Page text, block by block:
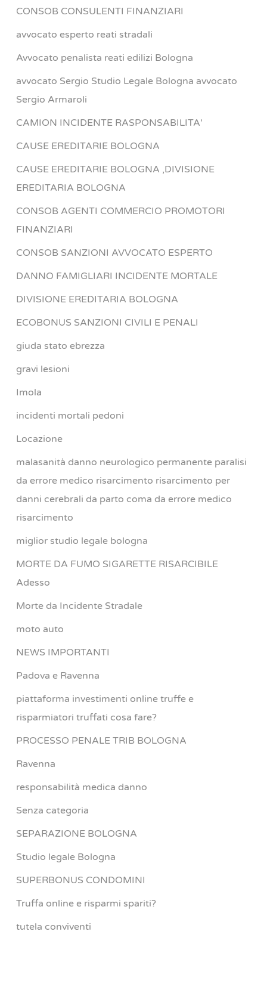
CONSOB CONSULENTI FINANZIARI
avvocato esperto reati stradali
Avvocato penalista reati edilizi Bologna
avvocato Sergio Studio Legale Bologna avvocato
Sergio Armaroli
CAMION INCIDENTE RASPONSABILITA'
CAUSE EREDITARIE BOLOGNA
CAUSE EREDITARIE BOLOGNA ,DIVISIONE
EREDITARIA BOLOGNA
CONSOB AGENTI COMMERCIO PROMOTORI
FINANZIARI
CONSOB SANZIONI AVVOCATO ESPERTO
DANNO FAMIGLIARI INCIDENTE MORTALE
DIVISIONE EREDITARIA BOLOGNA
ECOBONUS SANZIONI CIVILI E PENALI
giuda stato ebrezza
gravi lesioni
Imola
incidenti mortali pedoni
Locazione
malasanità danno neurologico permanente paralisi
da errore medico risarcimento risarcimento per
danni cerebrali da parto coma da errore medico
risarcimento
miglior studio legale bologna
MORTE DA FUMO SIGARETTE RISARCIBILE
Adesso
Morte da Incidente Stradale
moto auto
NEWS IMPORTANTI
Padova e Ravenna
piattaforma investimenti online truffe e
risparmiatori truffati cosa fare?
PROCESSO PENALE TRIB BOLOGNA
Ravenna
responsabilità medica danno
Senza categoria
SEPARAZIONE BOLOGNA
Studio legale Bologna
SUPERBONUS CONDOMINI
Truffa online e risparmi spariti?
tutela conviventi